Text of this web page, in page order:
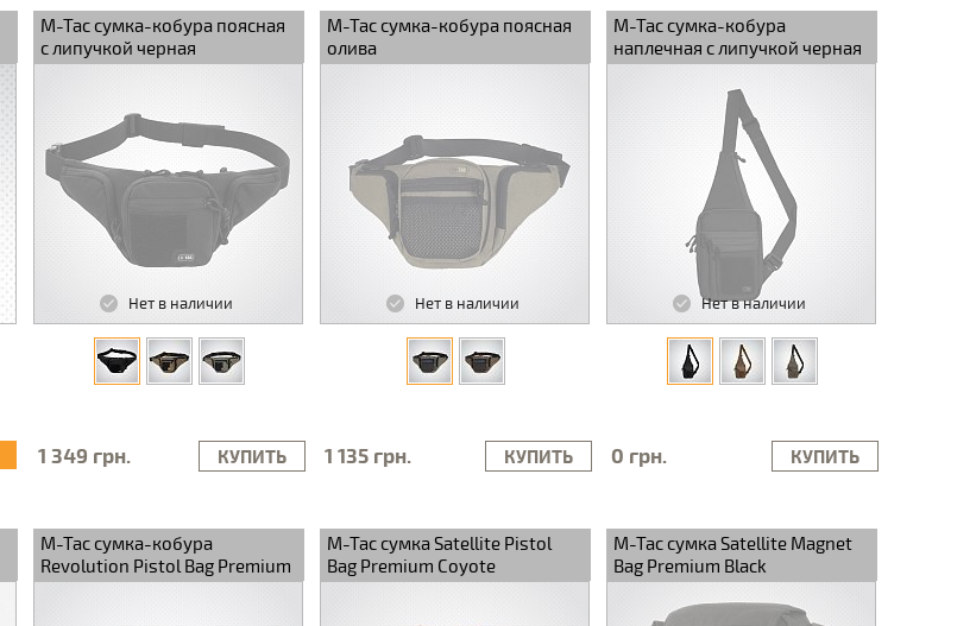
M-Tac сумка-кобура поясная
с липучкой черная
Нет в наличии
1 349 грн. КУПИТЬ
M-Tac сумка-кобура поясная
олива
Нет в наличии
1 135 грн. КУПИТЬ
M-Tac сумка-кобура
наплечная с липучкой черная
Нет в наличии
0 грн. КУПИТЬ
M-Tac сумка-кобура
Revolution Pistol Bag Premium
Black
M-Tac сумка Satellite Pistol
Bag Premium Coyote
M-Tac сумка Satellite Magnet
Bag Premium Black